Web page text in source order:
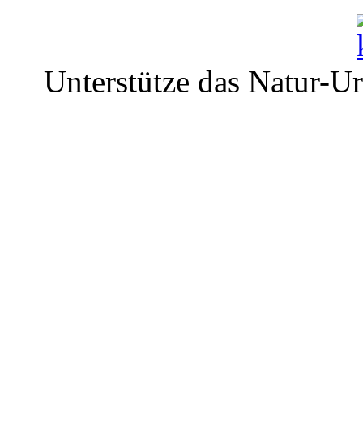
Unterstütze das Natur-